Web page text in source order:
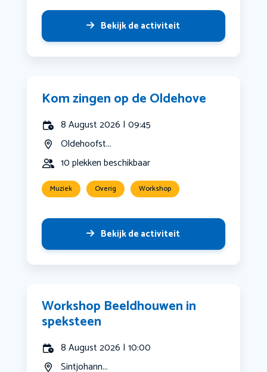
Bekijk de activiteit
Kom zingen op de Oldehove
8 August 2026 | 09:45
Oldehoofst...
10 plekken beschikbaar
Muziek Overig Workshop
Bekijk de activiteit
Workshop Beeldhouwen in
speksteen
8 August 2026 | 10:00
Sintjohann...